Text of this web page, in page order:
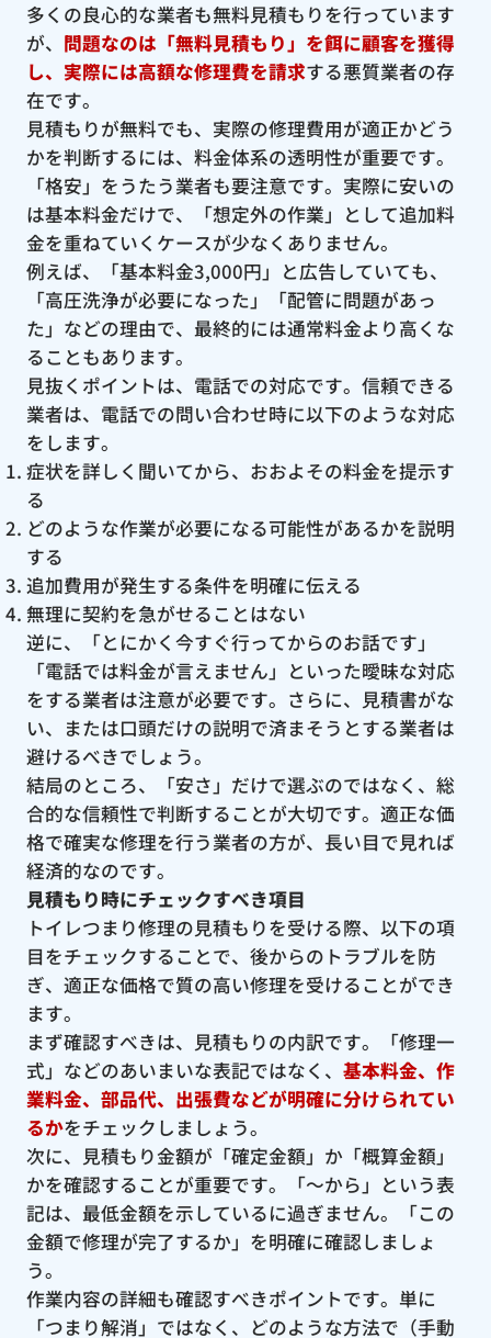
多くの良心的な業者も無料見積もりを行っています
が、 問題なのは「無料見積もり」を餌に顧客を獲得
し、実際には高額な修理費を請求する悪質業者の存
在です。
見積もりが無料でも、実際の修理費用が適正かどう
かを判断するには、料金体系の透明性が重要です。
「格安」をうたう業者も要注意です。実際に安いの
は基本料金だけで、「想定外の作業」として追加料
金を重ねていくケースが少なくありません。
例えば、「基本料金3,000円」と広告していても、
「高圧洗浄が必要になった」「配管に問題があっ
た」などの理由で、最終的には通常料金より高くな
ることもあります。
見抜くポイントは、電話での対応です。信頼できる
業者は、電話での問い合わせ時に以下のような対応
をします。
症状を詳しく聞いてから、おおよその料金を提示す
る
どのような作業が必要になる可能性があるかを説明
する
追加費用が発生する条件を明確に伝える
無理に契約を急がせることはない
逆に、「とにかく今すぐ行ってからのお話です」
「電話では料金が言えません」といった曖昧な対応
をする業者は注意が必要です。さらに、見積書がな
い、または口頭だけの説明で済まそうとする業者は
避けるべきでしょう。
結局のところ、「安さ」だけで選ぶのではなく、総
合的な信頼性で判断することが大切です。適正な価
格で確実な修理を行う業者の方が、長い目で見れば
経済的なのです。
見積もり時にチェックすべき項目
トイレつまり修理の見積もりを受ける際、以下の項
目をチェックすることで、後からのトラブルを防
ぎ、適正な価格で質の高い修理を受けることができ
ます。
まず確認すべきは、見積もりの内訳です。「修理一
式」などのあいまいな表記ではなく、 基本料金、作
業料金、部品代、出張費などが明確に分けられてい
るかをチェックしましょう。
次に、見積もり金額が「確定金額」か「概算金額」
かを確認することが重要です。「〜から」という表
記は、最低金額を示しているに過ぎません。「この
金額で修理が完了するか」を明確に確認しましょ
う。
作業内容の詳細も確認すべきポイントです。単に
「つまり解消」ではなく、どのような方法で（手動